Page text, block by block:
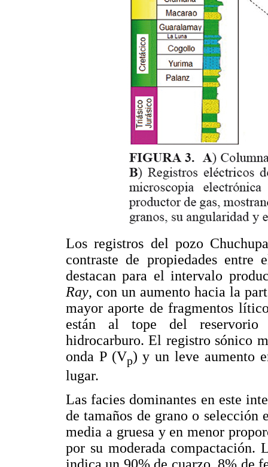
Los registros del pozo
contraste de propiedades
destacan para el intervalo
Ray, con un aumento hacia la
mayor aporte de fragmentos
están al tope del reservorio
hidrocarburo. El registro sónico
onda P (Vp) y un leve aumento
lugar.
Las facies dominantes en este
de tamaños de grano o selección
media a gruesa y en menor
por su moderada compactación.
indica un 90% de cuarzo, 8% de